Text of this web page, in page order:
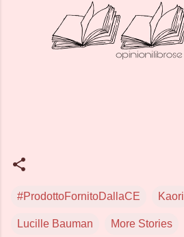
#ProdottoFornitoDallaCE Kaori
Lucille Bauman More Stories